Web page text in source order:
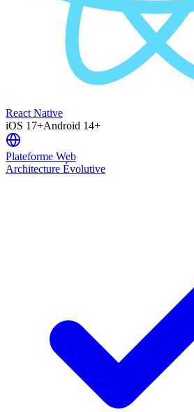
React Native
iOS 17+Android 14+
Plateforme Web
Architecture Évolutive